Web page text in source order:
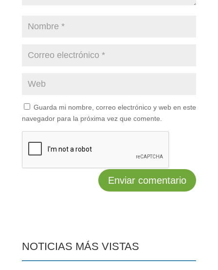
Guarda mi nombre, correo electrónico y web en este
navegador para la próxima vez que comente.
NOTICIAS MÁS VISTAS